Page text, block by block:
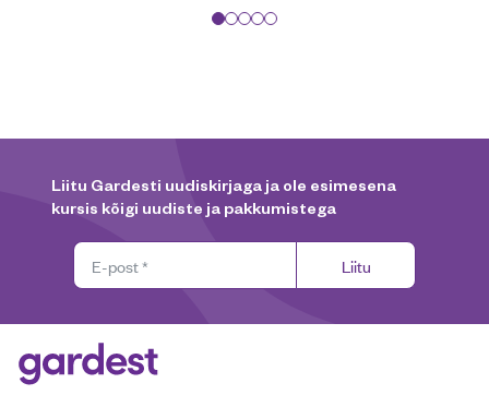
Liitu Gardesti uudiskirjaga ja ole esimesena
kursis kõigi uudiste ja pakkumistega
Liitu